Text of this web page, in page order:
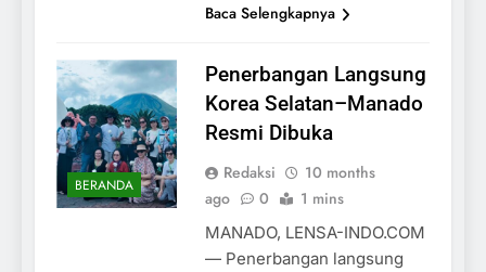
Baca Selengkapnya
BERANDA
Penerbangan Langsung
Korea Selatan–Manado
Resmi Dibuka
Redaksi
10 months
ago
0 1 mins
MANADO, LENSA-INDO.COM
— Penerbangan langsung